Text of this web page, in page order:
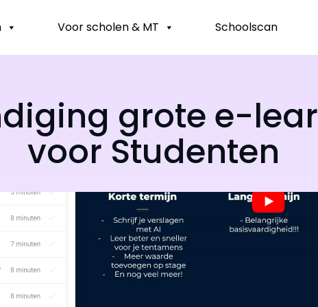
Voor scholen & MT Schoolscan
grote e-
voor Studenten